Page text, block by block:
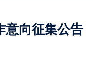
意向征集公告